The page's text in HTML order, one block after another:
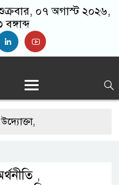
০৭ অগাস্ট ২০২৬,
,